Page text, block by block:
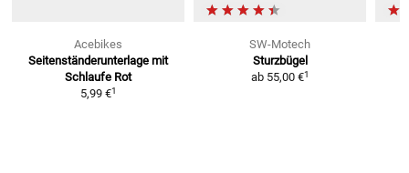
Acebikes
Seitenständerunterlage mit
Schlaufe Rot
5,99 €1
SW-Motech
Sturzbügel
ab 55,00 €1